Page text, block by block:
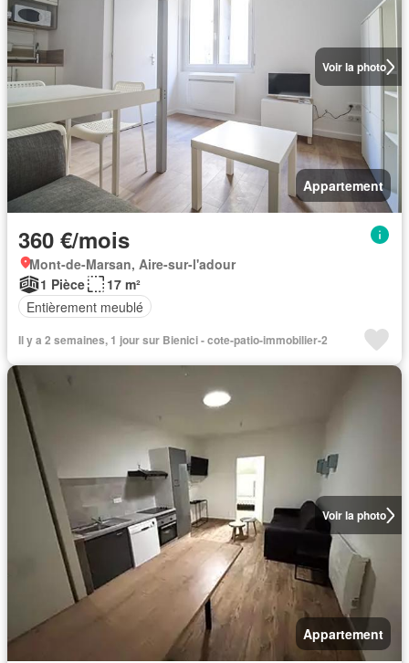
Voir la photo
Appartement
360 €/mois
Mont-de-Marsan, Aire-sur-l'adour
1 Pièce
17 m²
Entièrement meublé
Il y a 2 semaines, 1 jour sur Bienici - cote-patio-immobilier-2
Voir la photo
Appartement